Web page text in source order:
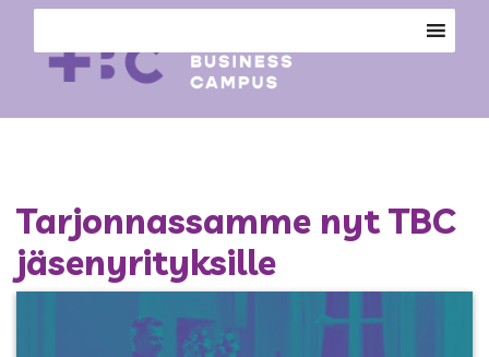
Tarjonnassamme nyt TBC
jäsenyrityksille